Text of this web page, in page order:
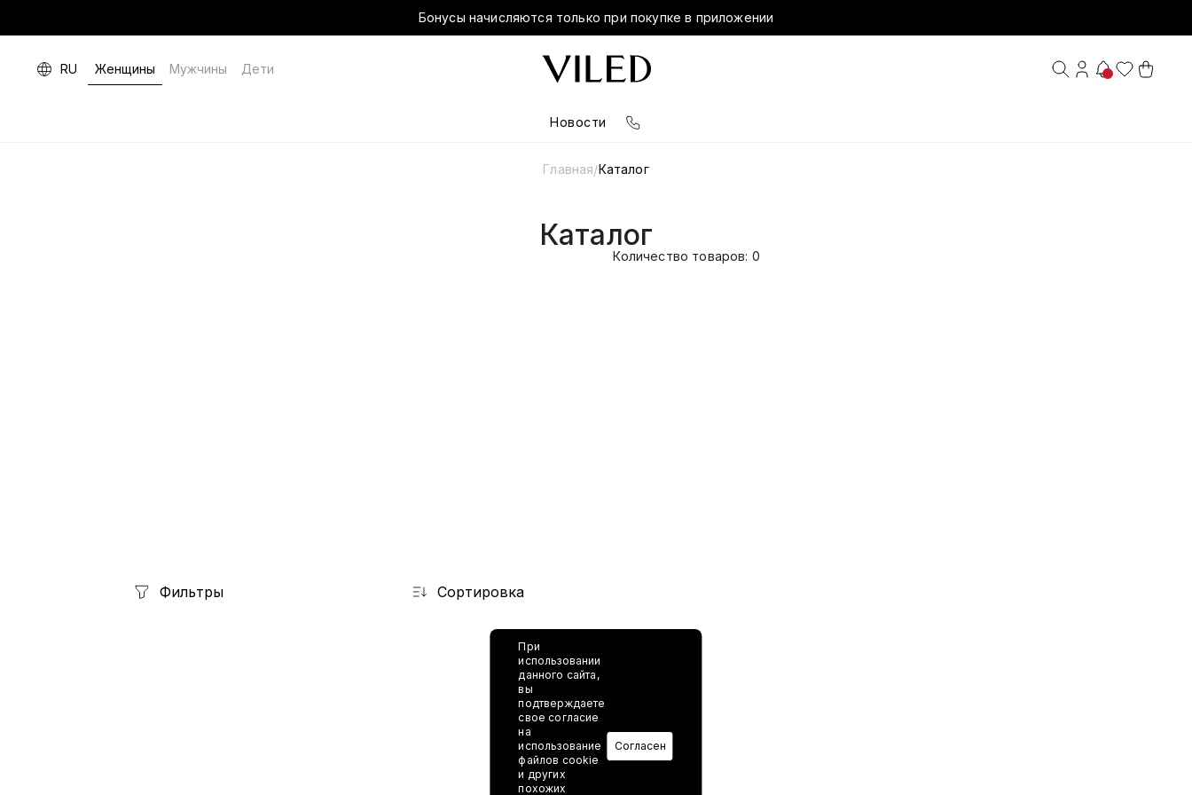
Бонусы начисляются только при покупке в приложении
RU Женщины Мужчины Дети
Новости
Главная/Каталог
Каталог
Фильтры Сортировка
Количество товаров: 0
При
использовании
данного сайта,
вы
подтверждаете
свое согласие
на
использование
файлов cookie
и других
похожих
Согласен